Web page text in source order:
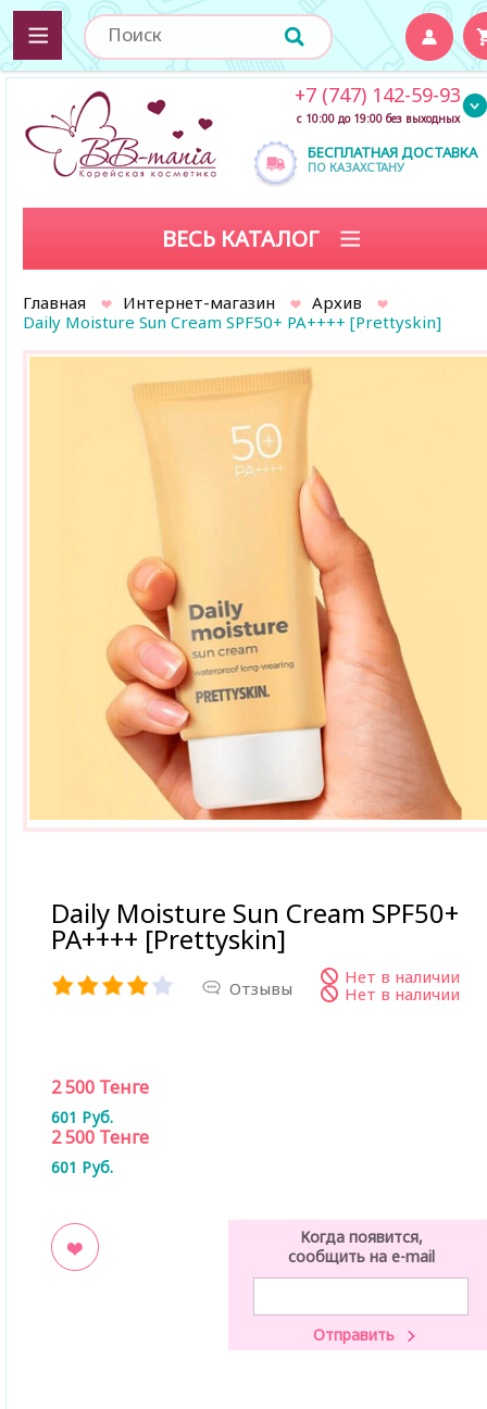
БЕСПЛАТНАЯ ДОСТАВКА
ПО КАЗАХСТАНУ
+7 (747) 142-59-93
с 10:00 до 19:00 без выходных
ВЕСЬ КАТАЛОГ
Главная Интернет-магазин
Архив
Daily Moisture Sun Cream SPF50+ PA++++ [Prettyskin]
Daily Moisture Sun Cream SPF50+
PA++++ [Prettyskin]
Отзывы
Нет в наличии
Нет в наличии
2 500 Тенге
601 Руб.
2 500 Тенге
601 Руб.
Когда появится,
сообщить на e-mail